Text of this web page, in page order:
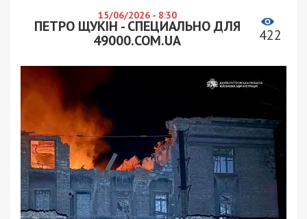
15/06/2026 - 8:30
ПЕТРО ЩУКІН - СПЕЦИАЛЬНО ДЛЯ
49000.COM.UA
422